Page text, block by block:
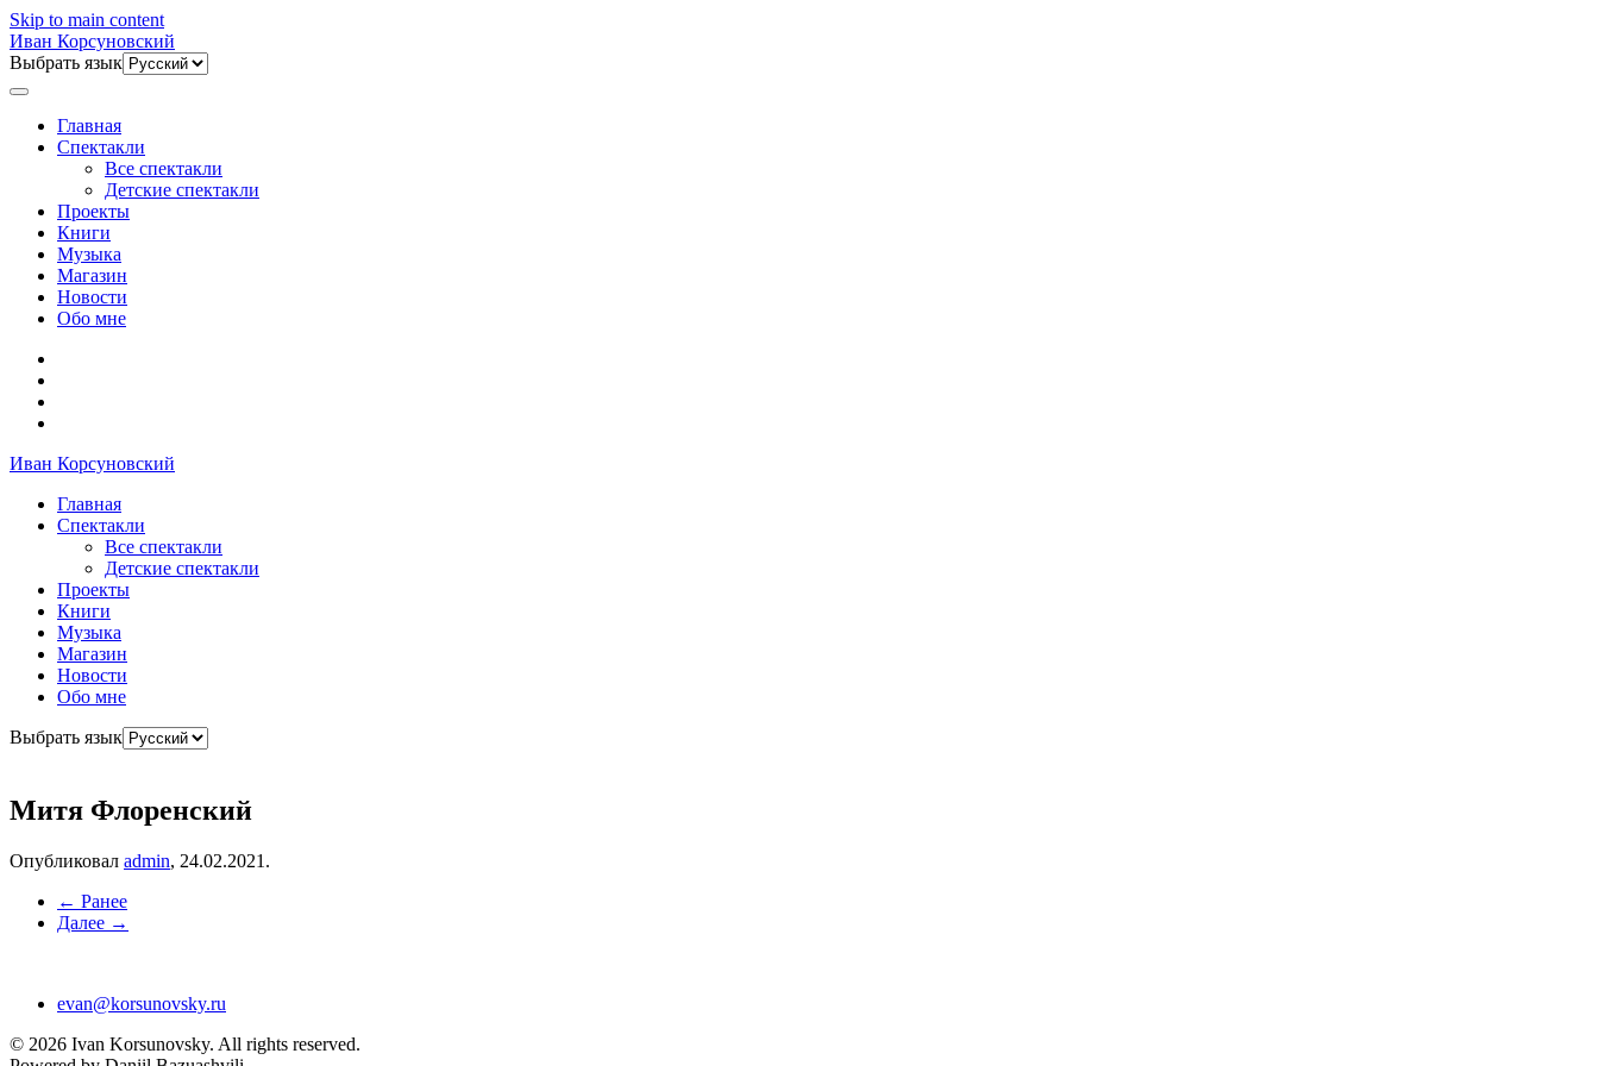
Skip to main content
Иван Корсуновский
Выбрать язык
Главная
Спектакли
Все спектакли
Детские спектакли
Проекты
Книги
Музыка
Магазин
Новости
Обо мне
Иван Корсуновский
Главная
Спектакли
Все спектакли
Детские спектакли
Проекты
Книги
Музыка
Магазин
Новости
Обо мне
Выбрать язык
Митя Флоренский
Опубликовал admin, 24.02.2021 .
← Ранее
Далее →
evan@korsunovsky.ru
© 2026 Ivan Korsunovsky. All rights reserved.